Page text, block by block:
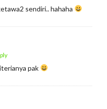
sendiri.. hahaha
pak